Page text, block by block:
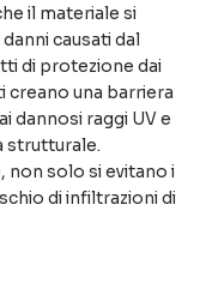
il materiale si
causati dal
di protezione dai
creano una barriera
dannosi raggi UV e
strutturale.
non solo si evitano i
di infiltrazioni di